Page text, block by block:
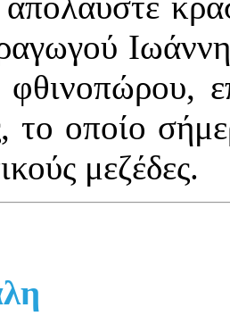
το οποίο
μεζέδες.